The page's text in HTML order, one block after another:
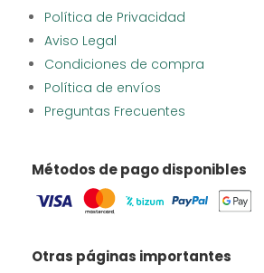
Política de Privacidad
Aviso Legal
Condiciones de compra
Política de envíos
Preguntas Frecuentes
Métodos de pago disponibles
Otras páginas importantes